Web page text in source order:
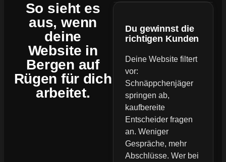
So sieht es
aus, wenn
deine
Website in
Bergen auf
Rügen für dich
arbeitet.
Du gewinnst die
richtigen Kunden
Deine Website filtert
vor:
Schnäppchenjäger
springen ab,
kaufbereite
Entscheider fragen
an. Weniger
Gespräche, mehr
Abschlüsse. Wer bei